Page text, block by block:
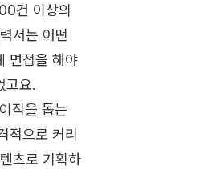
건 이상의
서는 어떤
면접을 해야
고요.
직을 돕는
적으로 커리
츠로 기획하